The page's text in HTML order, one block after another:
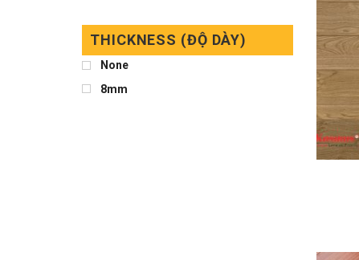
THICKNESS (ĐỘ DÀY)
None
8mm